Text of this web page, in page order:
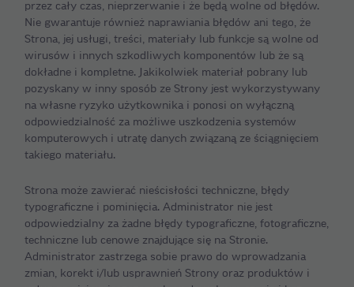
przez cały czas, nieprzerwanie i że będą wolne od błędów.
Nie gwarantuje również naprawiania błędów ani tego, że
Strona, jej usługi, treści, materiały lub funkcje są wolne od
wirusów i innych szkodliwych komponentów lub że są
dokładne i kompletne. Jakikolwiek materiał pobrany lub
pozyskany w inny sposób ze Strony jest wykorzystywany
na własne ryzyko użytkownika i ponosi on wyłączną
odpowiedzialność za możliwe uszkodzenia systemów
komputerowych i utratę danych związaną ze ściągnięciem
takiego materiału.
Strona może zawierać nieścisłości techniczne, błędy
typograficzne i pominięcia. Administrator nie jest
odpowiedzialny za żadne błędy typograficzne, fotograficzne,
techniczne lub cenowe znajdujące się na Stronie.
Administrator zastrzega sobie prawo do wprowadzania
zmian, korekt i/lub usprawnień Strony oraz produktów i